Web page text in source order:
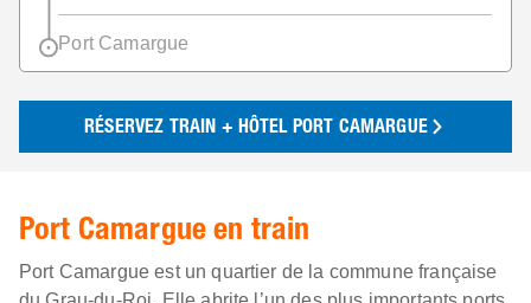
RÉSERVEZ TRAIN + HÔTEL PORT CAMARGUE
Port Camargue en train
Port Camargue est un quartier de la commune française